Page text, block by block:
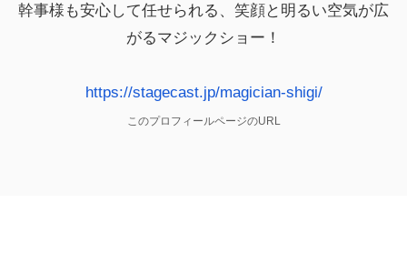
幹事様も安心して任せられる、笑顔と明るい空気が広
がるマジックショー！
https://stagecast.jp/magician-shigi/
このプロフィールページのURL